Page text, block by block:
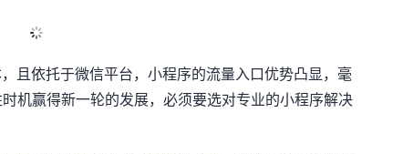
且依托于微信平台，小程序的流量入口优势凸显，毫
机赢得新一轮的发展，必须要选对专业的小程序解决